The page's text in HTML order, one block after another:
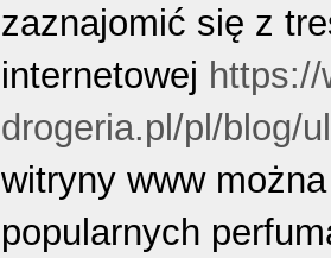
zaznajomić się z
internetowej https://
drogeria.pl/pl/blog/
witryny www
popularnych